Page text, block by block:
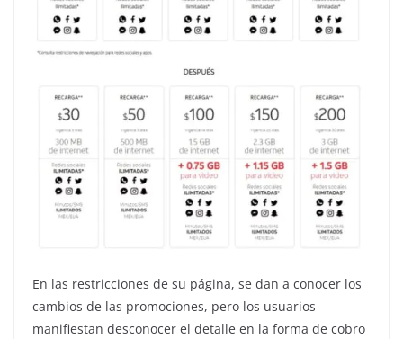
En las restricciones de su página, se dan a conocer los
cambios de las promociones, pero los usuarios
manifiestan desconocer el detalle en la forma de cobro